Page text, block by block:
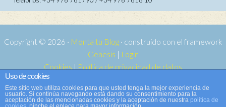
Copyright © 2026 · Monta tu Blog· construido con el framework
Genesis | Login
Cookies | Política de privacidad de datos
Copyright © 2026 ·
WordPress·Acceder
Uso de cookies
Este sitio web utiliza cookies para que usted tenga la mejor experiencia de
usuario. Si continúa navegando está dando su consentimiento para la
aceptación de las mencionadas cookies y la aceptación de nuestra política de